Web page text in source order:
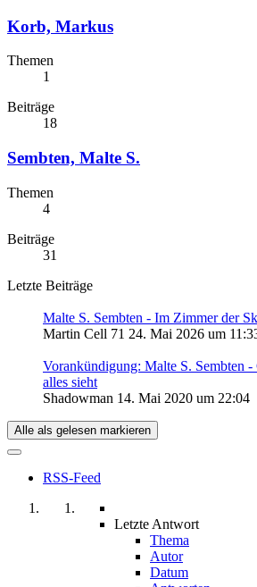
Korb, Markus
Themen
1
Beiträge
18
Sembten, Malte S.
Themen
4
Beiträge
31
Letzte Beiträge
Malte S. Sembten - Im Zimmer der
Martin Cell 71 24. Mai 2026 um
Vorankündigung: Malte S. Sembten
alles sieht
Shadowman 14. Mai 2020 um 22:04
Alle als gelesen markieren
RSS-Feed
Letzte Antwort
Thema
Autor
Datum